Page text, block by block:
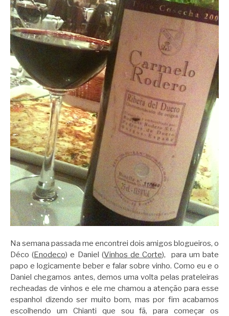
Na semana passada me encontrei dois amigos blogueiros, o
Déco (Enodeco) e Daniel (Vinhos de Corte), para um bate
papo e logicamente beber e falar sobre vinho. Como eu e o
Daniel chegamos antes, demos uma volta pelas prateleiras
recheadas de vinhos e ele me chamou a atenção para esse
espanhol dizendo ser muito bom, mas por fim acabamos
escolhendo um Chianti que sou fã, para começar os